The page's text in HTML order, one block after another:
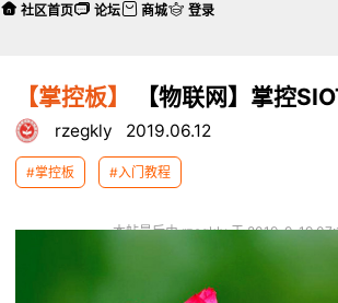
【掌控板】 【物联网】掌控
rzegkly 2019.06.12
#掌控板 #入门教程
本帖最后由 rzegkly 于 2019-9-19
社区首页 论坛 商城 登录